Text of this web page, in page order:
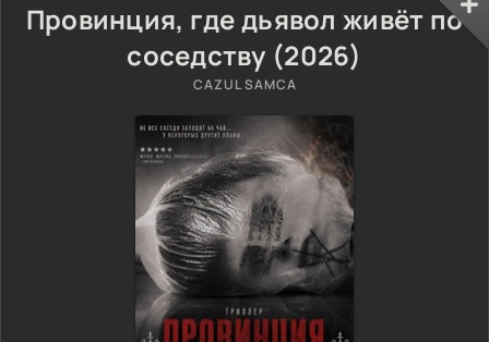
Провинция, где дьявол живёт по
соседству (2026)
CAZUL SAMCA